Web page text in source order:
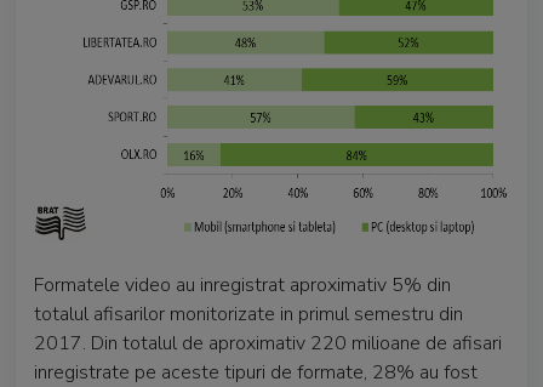
Formatele video au inregistrat aproximativ 5% din
totalul afisarilor monitorizate in primul semestru din
2017. Din totalul de aproximativ 220 milioane de afisari
inregistrate pe aceste tipuri de formate, 28% au fost